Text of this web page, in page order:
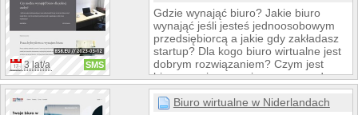
celów biznesowych. Z JP Weber, firma
każdego klienta znajduje się w rękach
zaufanych specjalistów,
zobowiązanych do wspierania
sukcesu na każdym etapie rozwoju.
3 lat/a SMS
Gdzie wynająć biuro? Jakie biuro
wynająć jeśli jesteś jednoosobowym
przedsiębiorcą a jakie gdy zakładasz
startup? Dla kogo biuro wirtualne jest
dobrym rozwiązaniem? Czym jest
biuro serwisowane i czy na prawdę
jest drogie? Na te - i wiele innych
pytań - odpowiadamy w serii
Biuro wirtualne w Niderlandach